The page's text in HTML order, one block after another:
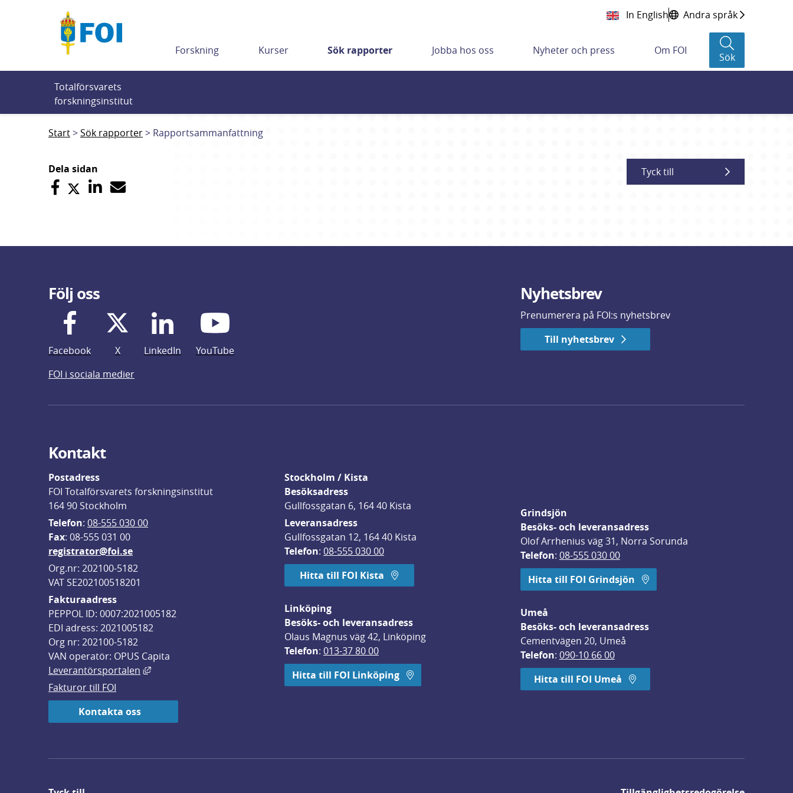
In English Andra språk
Forskning Kurser Sök rapporter Jobba hos oss Nyheter och press Om FOI
Sök
Totalförsvarets
forskningsinstitut
Start Sök rapporter Rapportsammanfattning
Dela sidan Tyck till
Följ oss
Facebook X LinkedIn
YouTube
FOI i sociala medier
Nyhetsbrev
Prenumerera på FOI:s nyhetsbrev
Till nyhetsbrev
Kontakt
Postadress
FOI Totalförsvarets forskningsinstitut
164 90 Stockholm
Telefon: 08-555 030 00
Fax: 08-555 031 00
registrator@foi.se
Org.nr: 202100-5182
VAT SE202100518201
Fakturaadress
PEPPOL ID: 0007:2021005182
EDI adress: 2021005182
Org nr: 202100-5182
VAN operatör: OPUS Capita
Leverantörsportalen
Länk till annan webbplats, öppnas i nytt fönster.
Fakturor till FOI
Kontakta oss
Stockholm / Kista
Besöksadress
Gullfossgatan 6, 164 40 Kista
Leveransadress
Gullfossgatan 12, 164 40 Kista
Telefon: 08-555 030 00
Hitta till FOI Kista
Linköping
Besöks- och leveransadress
Olaus Magnus väg 42, Linköping
Telefon: 013-37 80 00
Hitta till FOI Linköping
Grindsjön
Besöks- och leveransadress
Olof Arrhenius väg 31, Norra Sorunda
Telefon: 08-555 030 00
Hitta till FOI Grindsjön
Umeå
Besöks- och leveransadress
Cementvägen 20, Umeå
Telefon: 090-10 66 00
Hitta till FOI Umeå